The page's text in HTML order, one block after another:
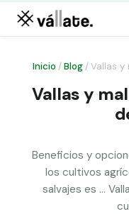
Malla
Malla
Malla simple
Malla triple
Panel malla H.
Puerta
Poste malla
Inicio /Blog /Vallas
Vallas y
Beneficios y
los cultivos
salvajes es …